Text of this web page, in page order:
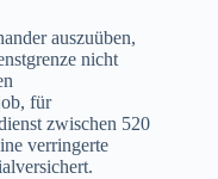
auszuüben,
nicht
für
zwischen 520
verringerte